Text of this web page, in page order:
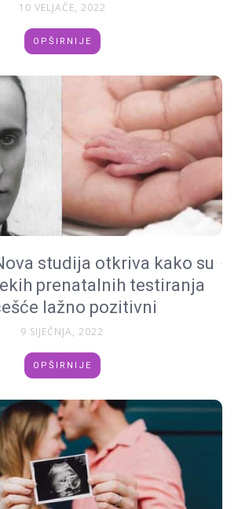
10 VELJAČE, 2022
OPŠIRNIJE
studija otkriva kako su
prenatalnih testiranja
lažno pozitivni
9 SIJEČNJA, 2022
OPŠIRNIJE